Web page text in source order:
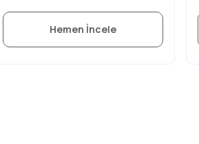
Hemen İncele